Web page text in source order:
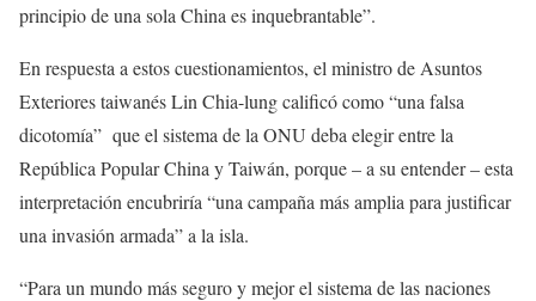
principio de una sola China es inquebrantable”.
En respuesta a estos cuestionamientos, el ministro de Asuntos
Exteriores taiwanés Lin Chia-lung calificó como “una falsa
dicotomía” que el sistema de la ONU deba elegir entre la
República Popular China y Taiwán, porque – a su entender – esta
interpretación encubriría “una campaña más amplia para justificar
una invasión armada” a la isla.
“Para un mundo más seguro y mejor el sistema de las naciones